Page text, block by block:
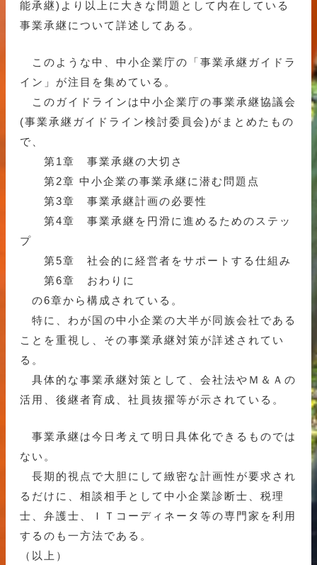
能承継)より以上に大きな問題として内在している
事業承継について詳述してある。
このような中、中小企業庁の「事業承継ガイドラ
イン」が注目を集めている。
このガイドラインは中小企業庁の事業承継協議会
(事業承継ガイドライン検討委員会)がまとめたもの
で、
第1章 事業承継の大切さ
第2章 中小企業の事業承継に潜む問題点
第3章 事業承継計画の必要性
第4章 事業承継を円滑に進めるためのステッ
プ
第5章 社会的に経営者をサポートする仕組み
第6章 おわりに
の6章から構成されている。
特に、わが国の中小企業の大半が同族会社である
ことを重視し、その事業承継対策が詳述されてい
る。
具体的な事業承継対策として、会社法やＭ＆Ａの
活用、後継者育成、社員抜擢等が示されている。
事業承継は今日考えて明日具体化できるものでは
ない。
長期的視点で大胆にして緻密な計画性が要求され
るだけに、相談相手として中小企業診断士、税理
士、弁護士、ＩＴコーディネータ等の専門家を利用
するのも一方法である。
（以上）